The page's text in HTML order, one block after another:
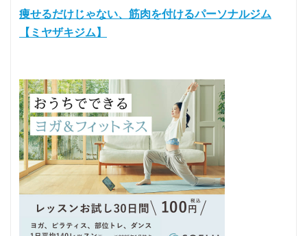
痩せるだけじゃない、筋肉を付けるパーソナルジム
【ミヤザキジム】